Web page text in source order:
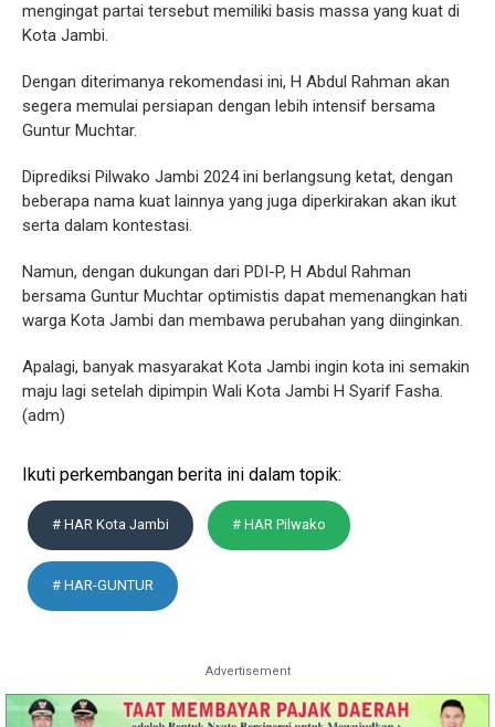
mengingat partai tersebut memiliki basis massa yang kuat di
Kota Jambi.
Dengan diterimanya rekomendasi ini, H Abdul Rahman akan
segera memulai persiapan dengan lebih intensif bersama
Guntur Muchtar.
Diprediksi Pilwako Jambi 2024 ini berlangsung ketat, dengan
beberapa nama kuat lainnya yang juga diperkirakan akan ikut
serta dalam kontestasi.
Namun, dengan dukungan dari PDI-P, H Abdul Rahman
bersama Guntur Muchtar optimistis dapat memenangkan hati
warga Kota Jambi dan membawa perubahan yang diinginkan.
Apalagi, banyak masyarakat Kota Jambi ingin kota ini semakin
maju lagi setelah dipimpin Wali Kota Jambi H Syarif Fasha.
(adm)
Ikuti perkembangan berita ini dalam topik:
# HAR Kota Jambi # HAR Pilwako
# HAR-GUNTUR
Advertisement